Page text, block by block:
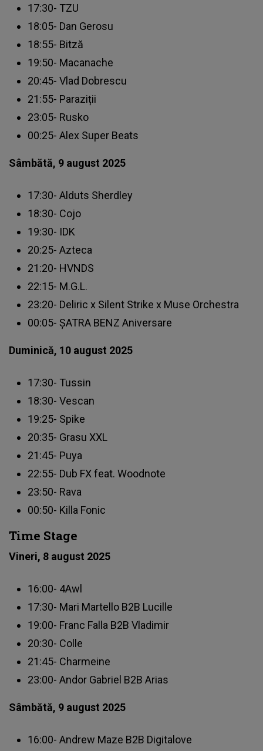
17:30- TZU
18:05- Dan Gerosu
18:55- Bitză
19:50- Macanache
20:45- Vlad Dobrescu
21:55- Paraziții
23:05- Rusko
00:25- Alex Super Beats
Sâmbătă, 9 august 2025
17:30- Alduts Sherdley
18:30- Cojo
19:30- IDK
20:25- Azteca
21:20- HVNDS
22:15- M.G.L.
23:20- Deliric x Silent Strike x Muse Orchestra
00:05- ȘATRA BENZ Aniversare
Duminică, 10 august 2025
17:30- Tussin
18:30- Vescan
19:25- Spike
20:35- Grasu XXL
21:45- Puya
22:55- Dub FX feat. Woodnote
23:50- Rava
00:50- Killa Fonic
Time Stage
Vineri, 8 august 2025
16:00- 4Awl
17:30- Mari Martello B2B Lucille
19:00- Franc Falla B2B Vladimir
20:30- Colle
21:45- Charmeine
23:00- Andor Gabriel B2B Arias
Sâmbătă, 9 august 2025
16:00- Andrew Maze B2B Digitalove